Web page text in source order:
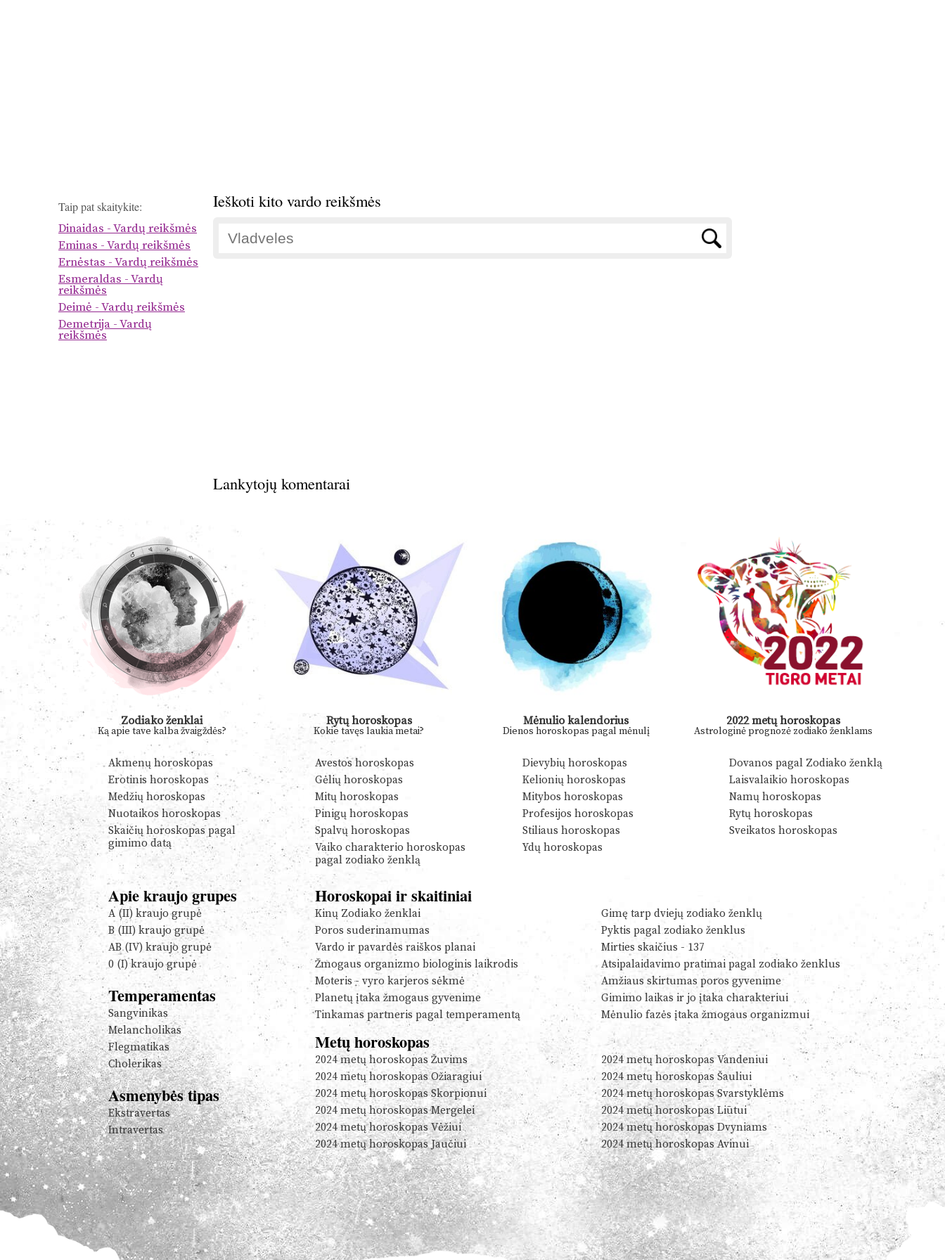
Taip pat skaitykite:
Dinaidas - Vardų reikšmės
Eminas - Vardų reikšmės
Ernėstas - Vardų reikšmės
Esmeraldas - Vardų
reikšmės
Deimė - Vardų reikšmės
Demetrija - Vardų
reikšmės
Ieškoti kito vardo reikšmės
Lankytojų komentarai
Zodiako ženklai
Ką apie tave kalba žvaigždės?
Rytų horoskopas
Kokie tavęs laukia metai?
Mėnulio kalendorius
Dienos horoskopas pagal mėnulį
2022 metų horoskopas
Astrologinė prognozė zodiako ženklams
Akmenų horoskopas Avestos horoskopas Dievybių horoskopas
Dovanos pagal Zodiako ženklą
Erotinis horoskopas
Gėlių horoskopas Kelionių horoskopas
Laisvalaikio horoskopas
Medžių horoskopas
Mitų horoskopas Mitybos horoskopas
Namų horoskopas
Nuotaikos horoskopas
Pinigų horoskopas Profesijos horoskopas
Rytų horoskopas
Skaičių horoskopas pagal
gimimo datą
Spalvų horoskopas Stiliaus horoskopas
Sveikatos horoskopas
Vaiko charakterio horoskopas
pagal zodiako ženklą
Ydų horoskopas
Apie kraujo grupes
A (II) kraujo grupė
B (III) kraujo grupė
AB (IV) kraujo grupė
0 (I) kraujo grupė
Temperamentas
Sangvinikas
Melancholikas
Flegmatikas
Cholerikas
Asmenybės tipas
Ekstravertas
Intravertas
Horoskopai ir skaitiniai
Kinų Zodiako ženklai
Gimę tarp dviejų zodiako ženklų
Poros suderinamumas
Pyktis pagal zodiako ženklus
Vardo ir pavardės raiškos planai
Mirties skaičius - 137
Žmogaus organizmo biologinis laikrodis
Atsipalaidavimo pratimai pagal zodiako ženklus
Moteris - vyro karjeros sėkmė
Amžiaus skirtumas poros gyvenime
Planetų įtaka žmogaus gyvenime
Gimimo laikas ir jo įtaka charakteriui
Tinkamas partneris pagal temperamentą
Mėnulio fazės įtaka žmogaus organizmui
Metų horoskopas
2024 metų horoskopas Žuvims
2024 metų horoskopas Vandeniui
2024 metų horoskopas Ožiaragiui
2024 metų horoskopas Šauliui
2024 metų horoskopas Skorpionui
2024 metų horoskopas Svarstyklėms
2024 metų horoskopas Mergelei
2024 metų horoskopas Liūtui
2024 metų horoskopas Vėžiui
2024 metų horoskopas Dvyniams
2024 metų horoskopas Jaučiui
2024 metų horoskopas Avinui